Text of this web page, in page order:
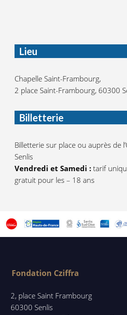
Lieu
Chapelle Saint-Frambourg,
2 place Saint-Frambourg, 60300
Billetterie
Billetterie sur place ou auprès de
Senlis
Vendredi et Samedi : tarif
gratuit pour les – 18 ans
Fondation Cziffra
2, place Saint Frambourg
60300 Senlis